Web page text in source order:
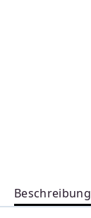
Beschreibung